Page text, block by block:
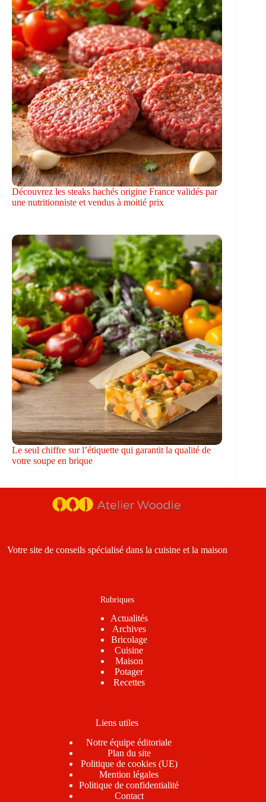
Découvrez les steaks hachés origine France validés par
une nutritionniste et vendus à moitié prix
Le seul chiffre sur l’étiquette qui garantit la qualité de
votre soupe en brique
Votre site de conseils spécialisé dans la cuisine et la maison
Rubriques
Actualités
Archives
Bricolage
Cuisine
Maison
Potager
Recettes
Liens utiles
Notre équipe éditoriale
Plan du site
Politique de cookies (UE)
Mention légales
Politique de confidentialité
Contact